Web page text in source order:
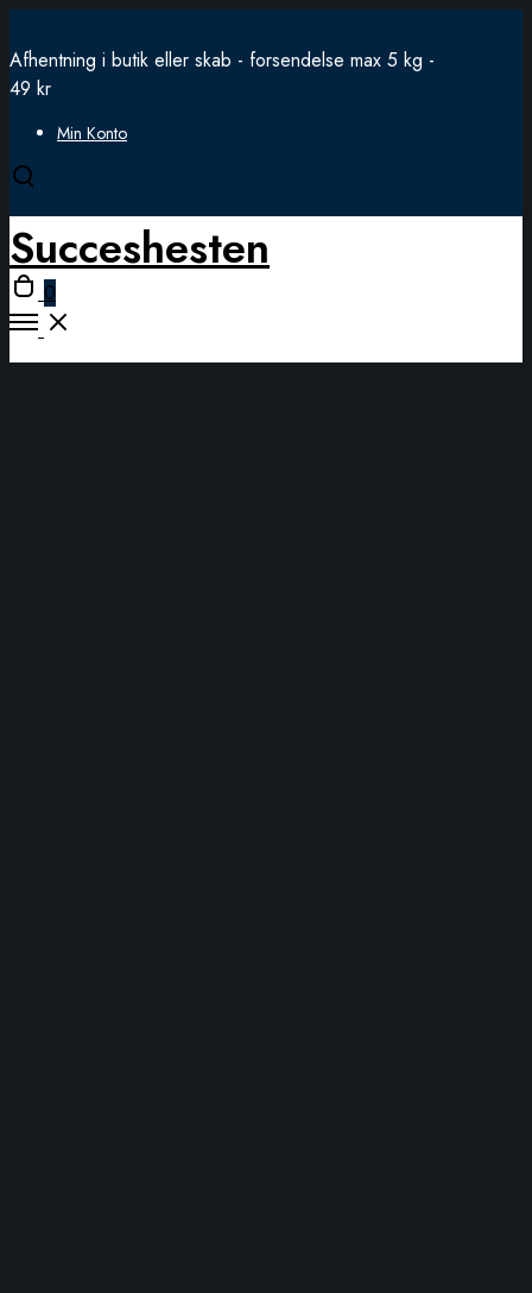
Afhentning i butik eller skab - forsendelse max 5 kg -
49 kr
Min Konto
Open
modal
Succeshesten
Open
cart
0
Open